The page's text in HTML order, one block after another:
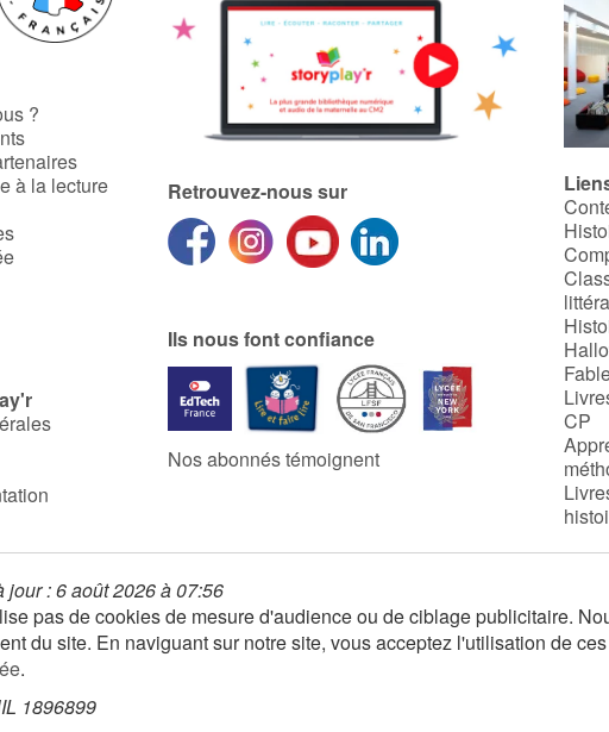
?
à la lecture
Retrouvez-nous sur
Ils nous font confiance
Nos abonnés témoignent
CP
jour : 6 août 2026 à 07:56
pas de cookies de mesure d'audience ou de ciblage publicitaire.
du site. En naviguant sur notre site, vous acceptez l'utilisation de
.
1896899